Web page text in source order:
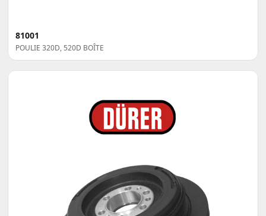
81001
POULIE 320D, 520D BOÎTE